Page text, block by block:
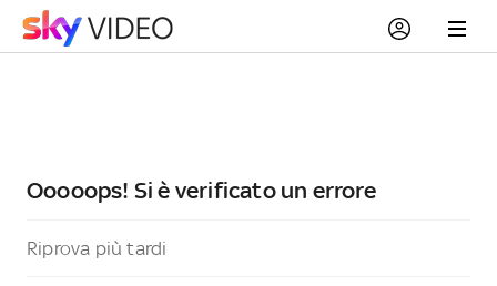
Ooooops! Si è verificato un errore
Riprova più tardi